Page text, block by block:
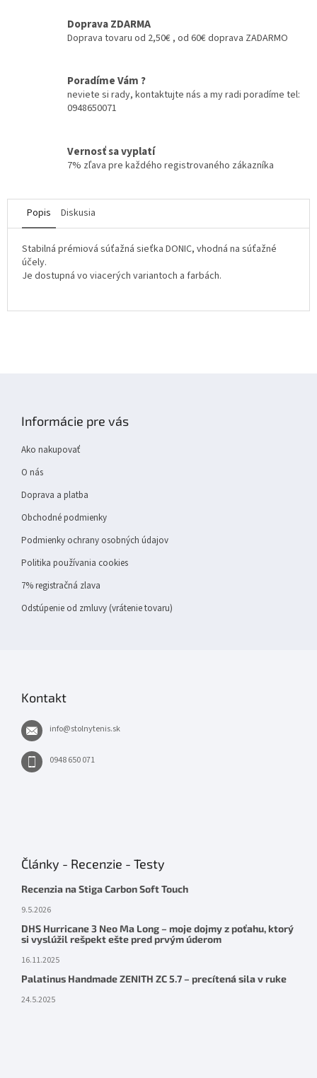
Doprava ZDARMA
Doprava tovaru od 2,50€ , od 60€ doprava ZADARMO
Poradíme Vám ?
neviete si rady, kontaktujte nás a my radi poradíme tel:
0948650071
Vernosť sa vyplatí
7% zľava pre každého registrovaného zákazníka
Popis Diskusia
Stabilná prémiová súťažná sieťka DONIC, vhodná na súťažné
účely.
Je dostupná vo viacerých variantoch a farbách.
Informácie pre vás
Ako nakupovať
O nás
Doprava a platba
Obchodné podmienky
Podmienky ochrany osobných údajov
Politika používania cookies
7% registračná zlava
Odstúpenie od zmluvy (vrátenie tovaru)
Kontakt
info@stolnytenis.sk
0948 650 071
Články - Recenzie - Testy
Recenzia na Stiga Carbon Soft Touch
9.5.2026
DHS Hurricane 3 Neo Ma Long – moje dojmy z poťahu, ktorý
si vyslúžil rešpekt ešte pred prvým úderom
16.11.2025
Palatinus Handmade ZENITH ZC 5.7 – precítená sila v ruke
24.5.2025